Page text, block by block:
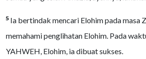
5 Ia bertindak mencari Elohim pada masa
memahami penglihatan Elohim. Pada
YAHWEH, Elohim, ia dibuat sukses.